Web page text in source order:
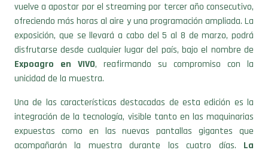
vuelve a apostar por el streaming por tercer año consecutivo,
ofreciendo más horas al aire y una programación ampliada. La
exposición, que se llevará a cabo del 5 al 8 de marzo, podrá
disfrutarse desde cualquier lugar del país, bajo el nombre de
Expoagro en VIVO, reafirmando su compromiso con la
unicidad de la muestra.
Una de las características destacadas de esta edición es la
integración de la tecnología, visible tanto en las maquinarias
expuestas como en las nuevas pantallas gigantes que
acompañarán la muestra durante los cuatro días. La